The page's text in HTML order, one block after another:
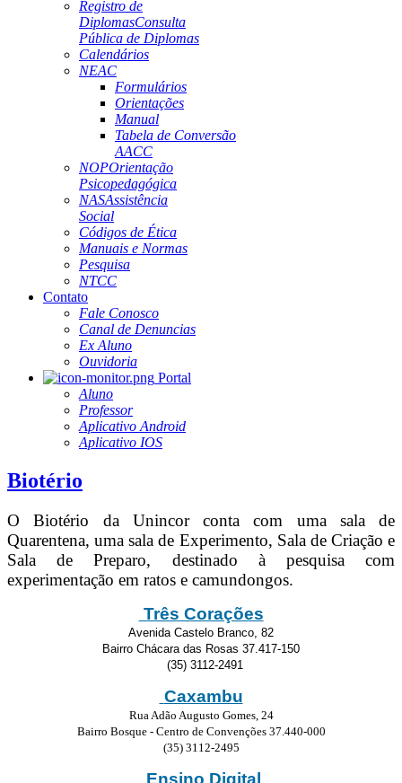
Registro de
DiplomasConsulta
Pública de Diplomas
Calendários
NEAC
Formulários
Orientações
Manual
Tabela de Conversão
AACC
NOPOrientação
Psicopedagógica
NASAssistência
Social
Códigos de Ética
Manuais e Normas
Pesquisa
NTCC
Contato
Fale Conosco
Canal de Denuncias
Ex Aluno
Ouvidoria
Portal
Aluno
Professor
Aplicativo Android
Aplicativo IOS
Biotério
O Biotério da Unincor conta com uma sala de
Quarentena, uma sala de Experimento, Sala de Criação e
Sala de Preparo, destinado à pesquisa com
experimentação em ratos e camundongos.
Três Corações
Avenida Castelo Branco, 82
Bairro Chácara das Rosas 37.417-150
(35) 3112-2491
Caxambu
Rua Adão Augusto Gomes, 24
Bairro Bosque - Centro de Convenções 37.440-000
(35) 3112-2495
Ensino Digital